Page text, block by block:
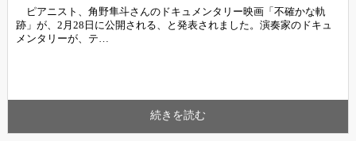
ピアニスト、角野隼斗さんのドキュメンタリー映画「不確かな軌
跡」が、2月28日に公開される、と発表されました。演奏家のドキュ
メンタリーが、テ…
続きを読む